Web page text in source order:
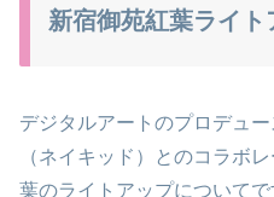
新宿御苑紅葉ライト
デジタルアートのプロデュ
（ネイキッド）とのコラボ
葉のライトアップについてで